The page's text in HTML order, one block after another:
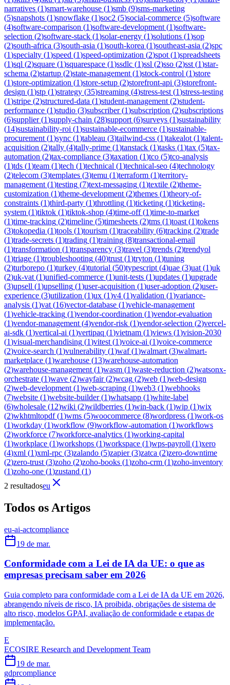
narratives (1)smart-warehouse (1)smb (9)sms-marketing
(5)snapshots (1)snowflake (1)soc2 (5)social-commerce (5)software
(4)software-comparison (1)software-development (1)software-
selection (2)software-stack (1)solar-energy (1)solutions (1)sop
(2)south-africa (3)south-asia (1)south-korea (1)southeast-asia (2)spc
(1)specialty (1)speed (1)speed-optimization (2)spot (1)spreadsheets
(1)sql (2)square (1)squarespace (1)ssdlc (1)ssl (2)sso (2)sst (1)star-
schema (2)startup (2)state-management (1)stock-control (1)store
(1)store-optimization (1)store-setup (2)storefront-api (3)storefront-
design (1)stp (1)strategy (35)streaming (4)stress-test (1)stress-testing
(1)stripe (2)structured-data (1)student-management (2)student-
performance (1)studio (3)subscriber(1)subscription (2)subscriptions
(6)supplier(1)supply-chain (28)support (6)surveys (1)sustainability
(14)sustainability-roi (1)sustainable-ecommerce (1)sustainable-
procurement (1)sync (1)tableau (3)tailwind-css (1)takealot (1)talent-
acquisition (2)tally (4)tally-prime (1)tanstack (1)tasks (1)tax (5)tax-
automation (2)tax-compliance (3)taxation (1)tco (5)tco-analysis
(1)tds (1)team (1)tech (1)technical (1)technical-seo (4)technology
(2)telecom (3)templates (3)temu (1)terraform (1)territory-
management (1)testing (7)text-messaging (1)textile (2)theme-
customization (1)theme-development (2)themes (1)theory-of-
constraints (1)third-party (1)throttling (1)ticketing (1)ticketing-
system (1)tiktok (1)tiktok-shop (4)time-off(1)time-to-market
(1)time-tracking (2)timeline (5)timesheets (2)tms (1)toast (1)tokens
(3)tokopedia (1)tools (1)tourism (1)traceability (6)tracking (2)trade
(1)trade-secrets (1)trading (1)training (8)transactional-email
(1)transformation (1)transparency (3)travel (3)trends (2)trendyol
(1)triage (1)troubleshooting (40)trust (1)tryton (1)tuning
(2)turborepo (1)turkey (4)tutorial (50)typescript (4)uae (3)uat (1)uk
(2)uk-vat (1)unified-commerce (1)unit-tests (1)updates (1)upgrade
(3)upsell (1)upselling (1)user-acquisition (1)user-adoption (2)user-
experience (3)utilization (1)ux (1)v4 (1)validation (1)variance-
analysis (1)vat (16)vector-database (1)vehicle-management
(1)vehicle-tracking (1)vendor-coordination (1)vendor-evaluation
(1)vendor-management (4)vendor-risk (1)vendor-selection (2)vercel-
ai-sdk (1)vertical-ai (1)vertipaq (1)vietnam (1)views (1)vision-2030
(1)visual-merchandising (1)vitest (1)voice-ai (1)voice-commerce
(2)voice-search (1)vulnerability (1)waf(1)walmart (3)walmart-
marketplace (1)warehouse (13)warehouse-automation
(2)warehouse-management (1)wasm (1)waste-reduction (2)watsonx-
orchestrate (1)wave (2)wayfair(2)wcag (2)web (1)web-design
(2)web-development (1)web-scraping (1)web3 (1)webhooks
(7)website (1)website-builder(1)whatsapp (1)white-label
(6)wholesale (12)wiki (2)wildberries (1)win-back (1)wip (1)wix
(2)wkhtmltopdf(1)wms (5)woocommerce (8)wordpress (1)work-os
(1)workday (1)workflow (9)workflow-automation (1)workflows
(2)workforce (7)workforce-analytics (1)working-capital
(1)workplace (1)workshops (1)workspace (1)wps-payroll (1)xero
(4)xml (1)xml-rpc (3)zalando (5)zapier(3)zatca (2)zero-downtime
(2)zero-trust (3)zoho (2)zoho-books (1)zoho-crm (1)zoho-inventory
(1)zoho-one (1)zustand (1)
2 resultadoseu
Todos os Artigos
eu-ai-actcompliance
19 de mar.
Conformidade com a Lei de IA da UE: o que as
empresas precisam saber em 2026
Guia completo para conformidade com a Lei de IA da UE em 2026,
abrangendo níveis de risco, IA proibida, obrigações de sistema de
alto risco, modelos GPAI, avaliação de conformidade e etapas de
implementação.
E
ECOSIRE Research and Development Team
19 de mar.
gdprcompliance